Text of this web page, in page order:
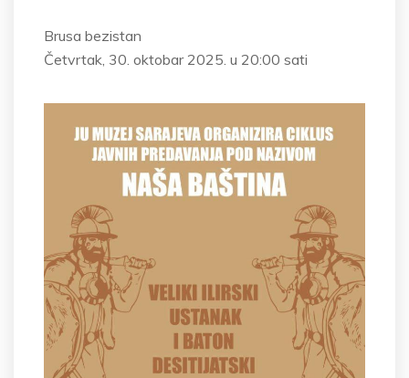
Brusa bezistan
Četvrtak, 30. oktobar 2025. u 20:00 sati